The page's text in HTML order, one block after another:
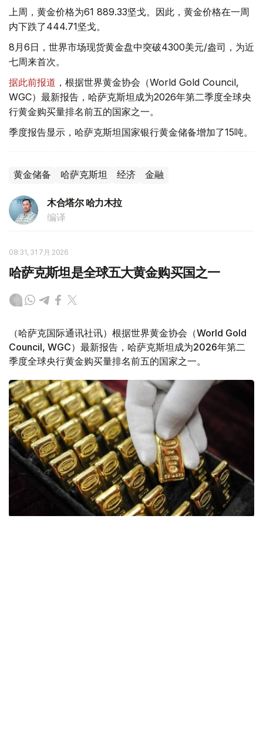
上周，黄金价格为61 889.33坚戈。因此，黄金价格在一周
内下跌了444.71坚戈。
8月6日，世界市场现货黄金盘中突破4300美元/盎司，为近
七周来首次。
据此前报道 ，根据世界黄金协会（World Gold Council,
WGC）最新报告，哈萨克斯坦成为2026年第二季度全球央
行黄金购买量排名前五的国家之一。
季度报告显示，哈萨克斯坦国家银行黄金储备增加了15吨。
黄金储备 哈萨克斯坦 经济 金融
木合塔尔 哈力木拉
编译
08:31, 31 7月 2026
哈萨克斯坦是全球五大黄金购买国之一
（哈萨克国际通讯社讯）根据世界黄金协会（World Gold
Council, WGC）最新报告，哈萨克斯坦成为2026年第二
季度全球央行黄金购买量排名前五的国家之一。